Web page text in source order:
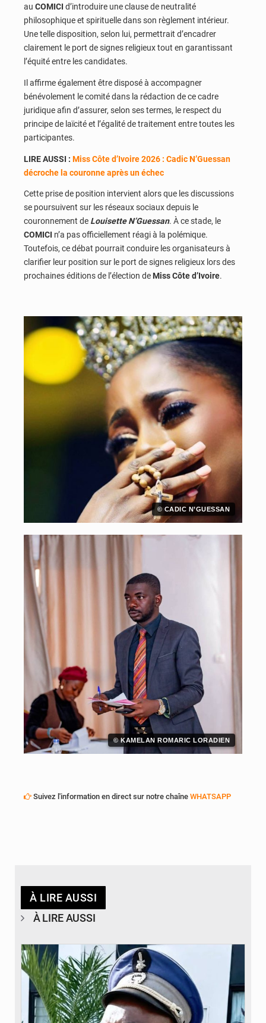
au COMICI d’introduire une clause de neutralité
philosophique et spirituelle dans son règlement intérieur.
Une telle disposition, selon lui, permettrait d’encadrer
clairement le port de signes religieux tout en garantissant
l’équité entre les candidates.
Il affirme également être disposé à accompagner
bénévolement le comité dans la rédaction de ce cadre
juridique afin d’assurer, selon ses termes, le respect du
principe de laïcité et l’égalité de traitement entre toutes les
participantes.
LIRE AUSSI : Miss Côte d’Ivoire 2026 : Cadic N’Guessan
décroche la couronne après un échec
Cette prise de position intervient alors que les discussions
se poursuivent sur les réseaux sociaux depuis le
couronnement de Louisette N’Guessan. À ce stade, le
COMICI n’a pas officiellement réagi à la polémique.
Toutefois, ce débat pourrait conduire les organisateurs à
clarifier leur position sur le port de signes religieux lors des
prochaines éditions de l’élection de Miss Côte d’Ivoire.
© CADIC N’GUESSAN
© KAMELAN ROMARIC LORADIEN
Suivez l'information en direct sur notre chaîne WHATSAPP
À LIRE AUSSI
À LIRE AUSSI